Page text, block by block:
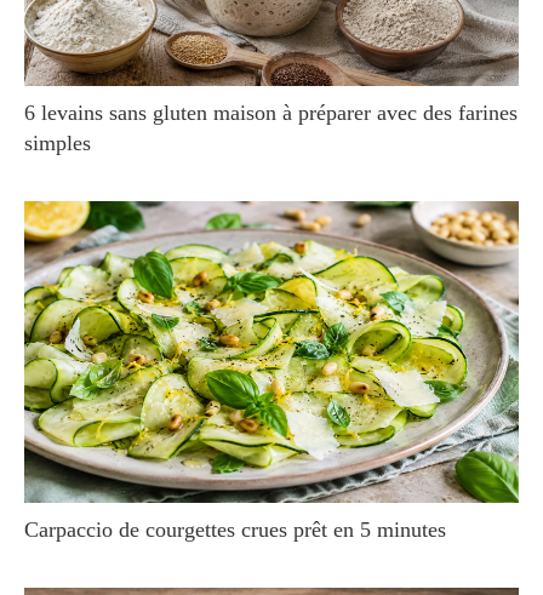
6 levains sans gluten maison à préparer avec des farines
simples
Carpaccio de courgettes crues prêt en 5 minutes